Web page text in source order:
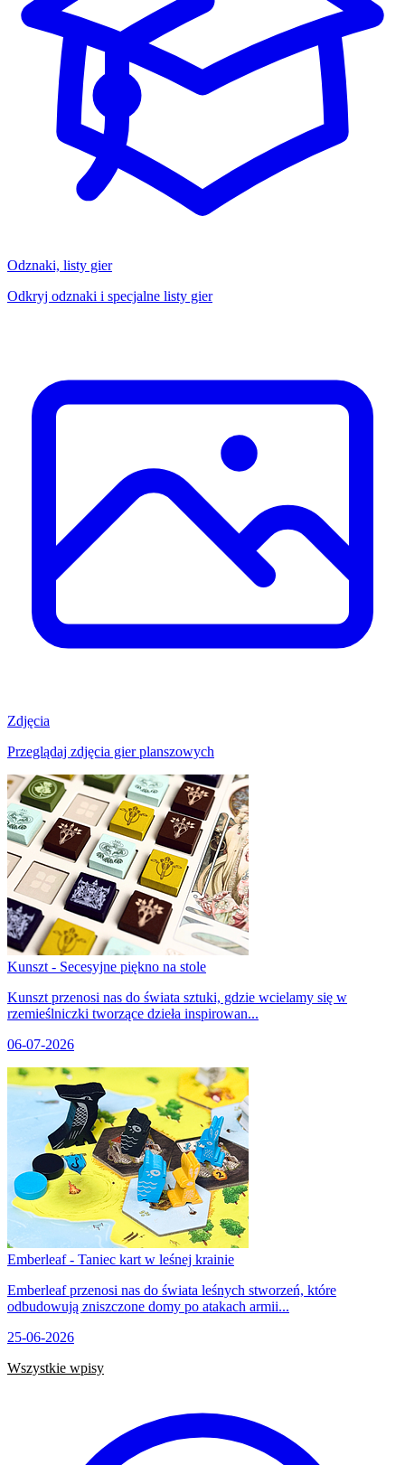
Odznaki, listy gier
Odkryj odznaki i specjalne listy gier
Zdjęcia
Przeglądaj zdjęcia gier planszowych
Kunszt - Secesyjne piękno na stole
Kunszt przenosi nas do świata sztuki, gdzie wcielamy się w
rzemieślniczki tworzące dzieła inspirowan...
06-07-2026
Emberleaf - Taniec kart w leśnej krainie
Emberleaf przenosi nas do świata leśnych stworzeń, które
odbudowują zniszczone domy po atakach armii...
25-06-2026
Wszystkie wpisy